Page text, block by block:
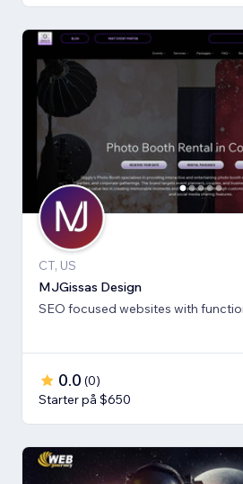
CT, US
MJGissas Design
SEO focused websites with
0.0 (0)
Starter på $650